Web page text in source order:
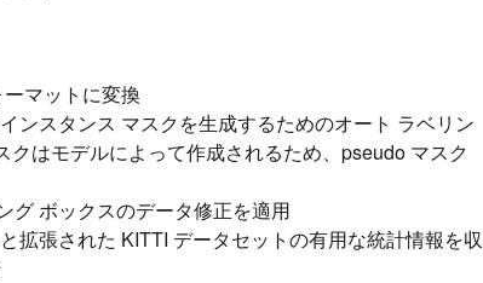
マットに変換
ンスタンス マスクを生成するためのオート ラベリン
クはモデルによって作成されるため、pseudo マスク
グ ボックスのデータ修正を適用
拡張された KITTI データセットの有用な統計情報を収